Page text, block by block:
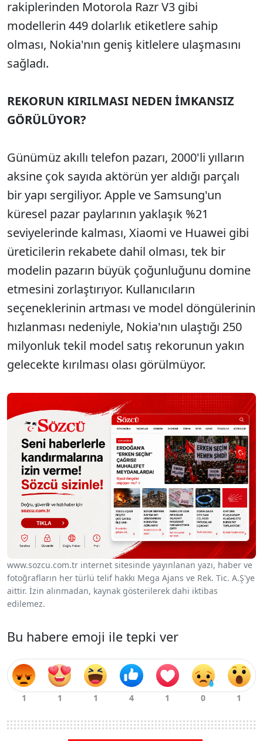
rakiplerinden Motorola Razr V3 gibi
modellerin 449 dolarlık etiketlere sahip
olması, Nokia'nın geniş kitlelere ulaşmasını
sağladı.
REKORUN KIRILMASI NEDEN İMKANSIZ
GÖRÜLÜYOR?
Günümüz akıllı telefon pazarı, 2000'li yılların
aksine çok sayıda aktörün yer aldığı parçalı
bir yapı sergiliyor. Apple ve Samsung'un
küresel pazar paylarının yaklaşık %21
seviyelerinde kalması, Xiaomi ve Huawei gibi
üreticilerin rekabete dahil olması, tek bir
modelin pazarın büyük çoğunluğunu domine
etmesini zorlaştırıyor. Kullanıcıların
seçeneklerinin artması ve model döngülerinin
hızlanması nedeniyle, Nokia'nın ulaştığı 250
milyonluk tekil model satış rekorunun yakın
gelecekte kırılması olası görülmüyor.
www.sozcu.com.tr internet sitesinde yayınlanan yazı, haber ve
fotoğrafların her türlü telif hakkı Mega Ajans ve Rek. Tic. A.Ş'ye
aittir. İzin alınmadan, kaynak gösterilerek dahi iktibas
edilemez.
Bu habere emoji ile tepki ver